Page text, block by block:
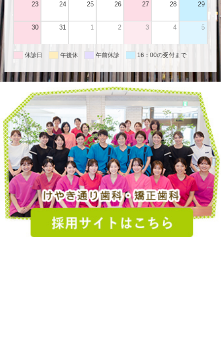
23 24 25 26 27 28 29
30 31 1 2 3 4 5
休診日 午後休 午前休診 16：00の受付まで